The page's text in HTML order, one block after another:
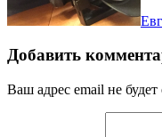
Добавить
Ваш адрес email не